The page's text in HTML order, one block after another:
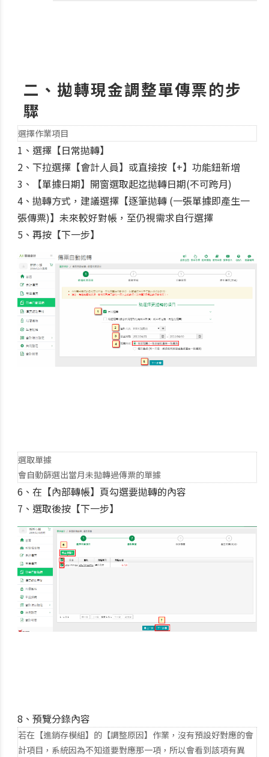
二、拋轉現金調整單傳票的步
驟
選擇作業項目
1、選擇【日常拋轉】
2、下拉選擇【會計人員】或直接按【+】功能鈕新增
3、【單據日期】開窗選取起迄拋轉日期(不可跨月)
4、拋轉方式，建議選擇【逐筆拋轉 (一張單據即產生一
張傳票)】未來較好對帳，至仍視需求自行選擇
5、再按【下一步】
選取單據
會自動篩選出當月未拋轉過傳票的單據
6、在【內部轉帳】頁勾選要拋轉的內容
7、選取後按【下一步】
8、預覽分錄內容
若在【進銷存模組】的【調整原因】作業，沒有預設好對應的會
計項目，系統因為不知道要對應那一項，所以會看到該項有異